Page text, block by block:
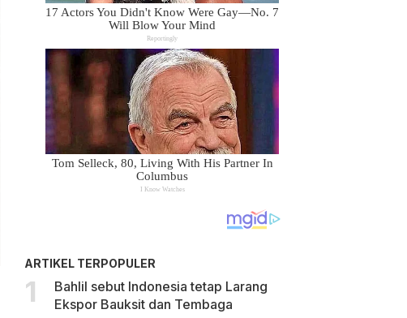
ARTIKEL TERPOPULER
Bahlil sebut Indonesia tetap Larang
Ekspor Bauksit dan Tembaga